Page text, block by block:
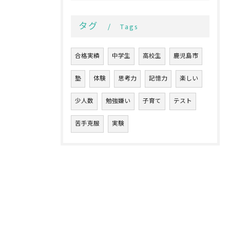
タグ Tags
合格実績 中学生 高校生 鹿児島市
塾 体験 思考力 記憶力 楽しい
少人数 勉強嫌い 子育て テスト
苦手克服 実験